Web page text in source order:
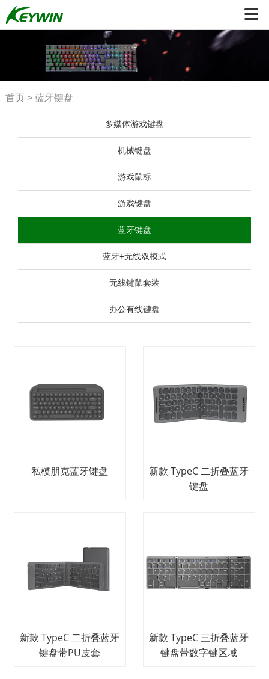
首页> 蓝牙键盘
多媒体游戏键盘
机械键盘
游戏鼠标
游戏键盘
蓝牙键盘
蓝牙+无线双模式
无线键鼠套装
办公有线键盘
私模朋克蓝牙键盘
新款 TypeC 二折叠蓝牙
键盘
新款 TypeC 二折叠蓝牙
键盘带PU皮套
新款 TypeC 三折叠蓝牙
键盘带数字键区域